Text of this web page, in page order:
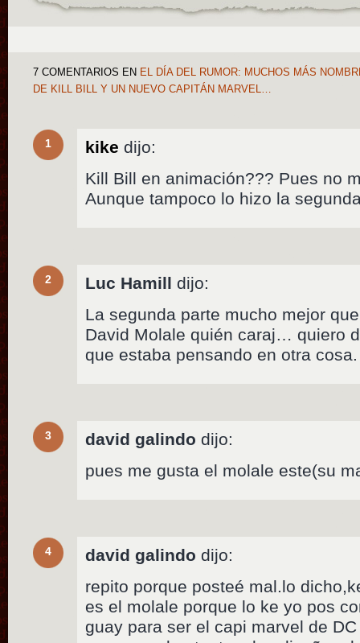
7 COMENTARIOS EN EL DÍA DEL RUMOR: MUCHOS MÁS
DE KILL BILL Y UN NUEVO CAPITÁN MARVEL…
1 kike dijo:
Kill Bill en animación??? Pues no
Aunque tampoco lo hizo la
2 Luc Hamill dijo:
La segunda parte mucho mejor
David Molale quién caraj… quiero
que estaba pensando en otra cosa.
3 david galindo dijo:
pues me gusta el molale este(su
4 david galindo dijo:
repito porque posteé mal.lo
es el molale porque lo ke yo pos
guay para ser el capi marvel de